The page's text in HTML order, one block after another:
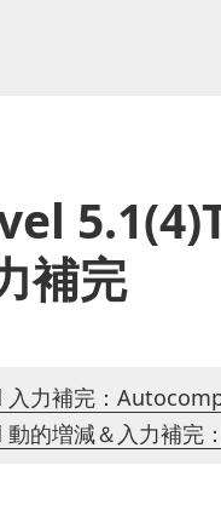
補完
入力補完：
動的増減＆入力補完